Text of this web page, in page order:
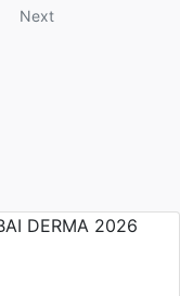
Next